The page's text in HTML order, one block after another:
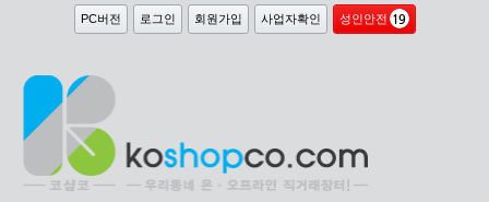
PC버전 로그인 회원가입 사업자확인 성인안전